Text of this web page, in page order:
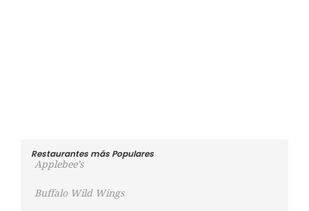
Restaurantes más Populares
Applebee’s
Buffalo Wild Wings